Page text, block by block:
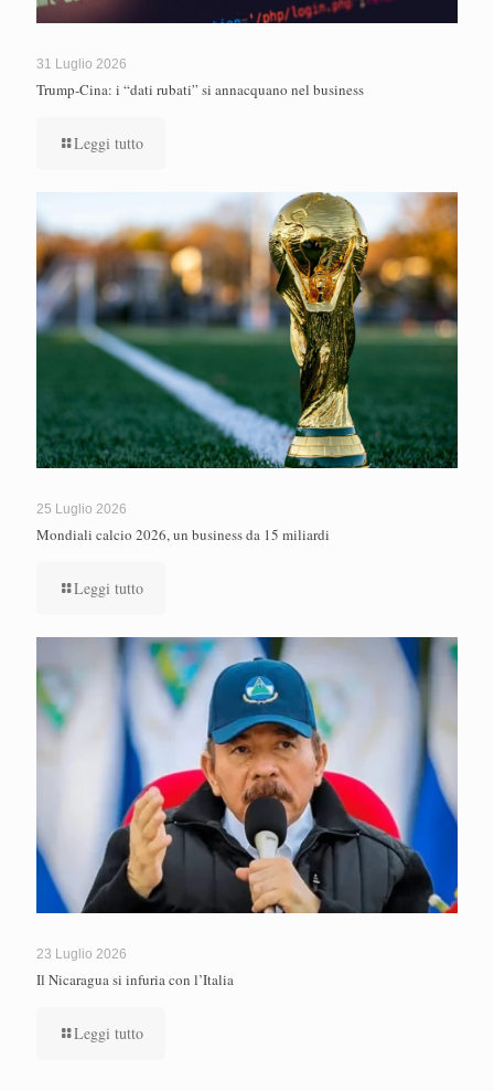
31 Luglio 2026
Trump-Cina: i “dati rubati” si annacquano nel business
Leggi tutto
25 Luglio 2026
Mondiali calcio 2026, un business da 15 miliardi
Leggi tutto
23 Luglio 2026
Il Nicaragua si infuria con l’Italia
Leggi tutto